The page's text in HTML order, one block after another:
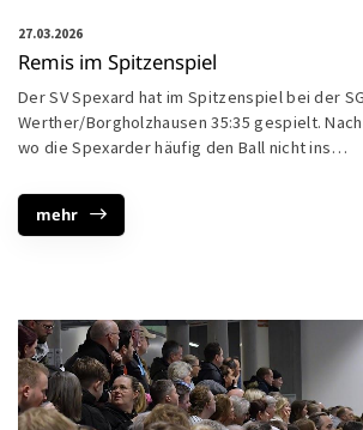
27.03.2026
Remis im Spitzenspiel
Der SV Spexard hat im Spitzenspiel bei der SG
Werther/Borgholzhausen 35:35 gespielt.
wo die Spexarder häufig den Ball nicht ins…
mehr